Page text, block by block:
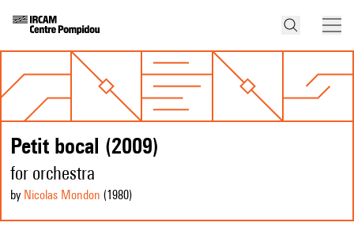
Petit bocal (2009)
for orchestra
by Nicolas Mondon (1980)